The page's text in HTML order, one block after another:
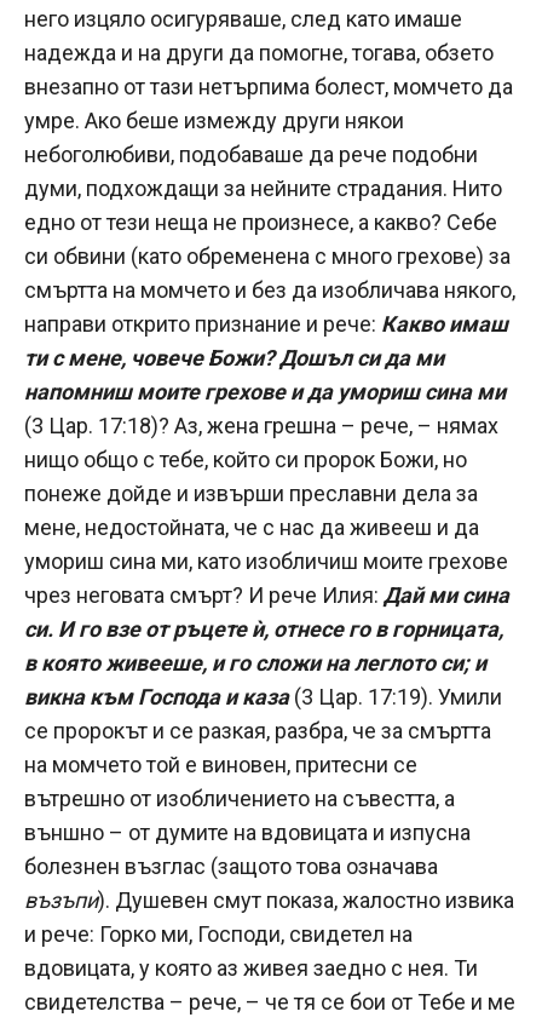
него изцяло осигуряваше, след като имаше
надежда и на други да помогне, тогава, обзето
внезапно от тази нетърпима болест, момчето да
умре. Ако беше измежду други някои
небоголюбиви, подобаваше да рече подобни
думи, подхождащи за нейните страдания. Нито
едно от тези неща не произнесе, а какво? Себе
си обвини (като обременена с много грехове) за
смъртта на момчето и без да изобличава някого,
направи открито признание и рече: Какво имаш
ти с мене, човече Божи? Дошъл си да ми
напомниш моите грехове и да умориш сина ми
(3 Цар. 17:18)? Аз, жена грешна – рече, – нямах
нищо общо с тебе, който си пророк Божи, но
понеже дойде и извърши преславни дела за
мене, недостойната, че с нас да живееш и да
умориш сина ми, като изобличиш моите грехове
чрез неговата смърт? И рече Илия: Дай ми сина
си. И го взе от ръцете ѝ, отнесе го в горницата,
в която живееше, и го сложи на леглото си; и
викна към Господа и каза(3 Цар. 17:19). Умили
се пророкът и се разкая, разбра, че за смъртта
на момчето той е виновен, притесни се
вътрешно от изобличението на съвестта, а
външно – от думите на вдовицата и изпусна
болезнен възглас (защото това означава
възъпи). Душевен смут показа, жалостно извика
и рече: Горко ми, Господи, свидетел на
вдовицата, у която аз живея заедно с нея. Ти
свидетелства – рече, – че тя се бои от Тебе и ме